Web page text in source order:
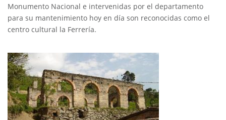
Monumento Nacional e intervenidas por el departamento
para su mantenimiento hoy en día son reconocidas como el
centro cultural la Ferrería.